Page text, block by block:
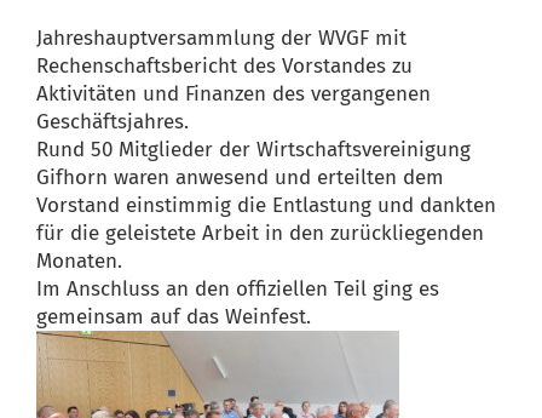
Jahreshauptversammlung der WVGF mit
Rechenschaftsbericht des Vorstandes zu
Aktivitäten und Finanzen des vergangenen
Geschäftsjahres.
Rund 50 Mitglieder der Wirtschaftsvereinigung
Gifhorn waren anwesend und erteilten dem
Vorstand einstimmig die Entlastung und dankten
für die geleistete Arbeit in den zurückliegenden
Monaten.
Im Anschluss an den offiziellen Teil ging es
gemeinsam auf das Weinfest.